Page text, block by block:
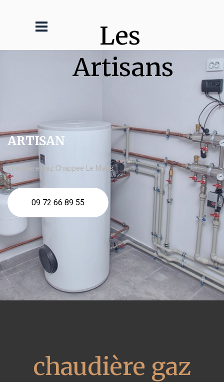
Les
Artisans
ARTISAN
chaudière gaz Chappee Le Mans
09 72 66 89 55
chaudière gaz